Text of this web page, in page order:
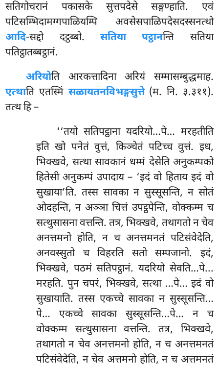
सतिगोचरानं पकासके सुत्तपदेसे सङ्गण्हाति. एवं
पटिसम्भिदामग्गपाळियम्पि अवसेसपाळिपदेसदस्सनत्थो
आदि-सद्दो दट्ठब्बो. सतिया पट्ठानन्ति सतिया
पतिट्ठातब्बट्ठानं.
अरियोति आरकत्तादिना अरियं सम्मासम्बुद्धमाह.
एत्थाति एतस्मिं सळायतनविभङ्गसुत्ते(म. नि. ३.३११).
तत्थ हि –
‘‘तयो सतिपट्ठाना यदरियो…पे… मरहतीति
इति खो पनेतं वुत्तं, किञ्चेतं पटिच्च वुत्तं. इध,
भिक्खवे, सत्था सावकानं धम्मं देसेति अनुकम्पको
हितेसी अनुकम्पं उपादाय – ‘इदं वो हिताय इदं वो
सुखाया’ति. तस्स सावका न सुस्सूसन्ति, न सोतं
ओदहन्ति, न अञ्ञा चित्तं उपट्ठपेन्ति, वोक्कम्म च
सत्थुसासना वत्तन्ति. तत्र, भिक्खवे, तथागतो न चेव
अनत्तमनो होति, न च अनत्तमनतं पटिसंवेदेति,
अनवस्सुतो च विहरति सतो सम्पजानो. इदं,
भिक्खवे, पठमं सतिपट्ठानं. यदरियो सेवति…पे...
मरहति. पुन चपरं, भिक्खवे, सत्था …पे… इदं वो
सुखायाति. तस्स एकच्चे सावका न सुस्सूसन्ति…
पे… एकच्चे सावका सुस्सूसन्ति…पे… न च
वोक्कम्म सत्थुसासना वत्तन्ति. तत्र, भिक्खवे,
तथागतो न चेव अनत्तमनो होति, न च अनत्तमनतं
पटिसंवेदेति, न चेव अत्तमनो होति, न च अत्तमनतं